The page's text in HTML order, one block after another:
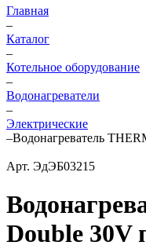
Главная
–
Каталог
–
Котельное оборудование
–
Водонагреватели
–
Электрические
–Водонагреватель
Арт. ЭдЭБ03215
Double 30V